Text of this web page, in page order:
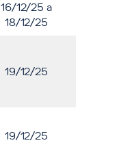
16/12/25 a
18/12/25
19/12/25
19/12/25